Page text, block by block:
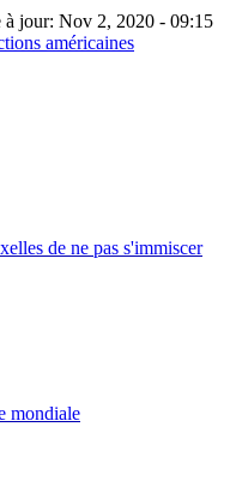
à jour: Nov 2, 2020 - 09:15
américaines
de ne pas s'immiscer
mondiale